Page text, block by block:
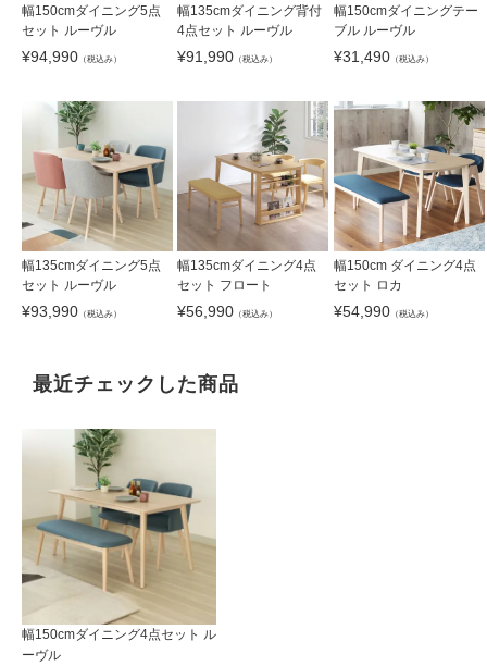
幅150cmダイニング5点
セット ルーヴル
¥94,990 （税込み）
幅135cmダイニング背付
4点セット ルーヴル
¥91,990 （税込み）
幅150cmダイニングテー
ブル ルーヴル
¥31,490（税込み）
幅135cmダイニング5点
セット ルーヴル
¥93,990 （税込み）
幅135cmダイニング4点
セット フロート
¥56,990 （税込み）
幅150cm ダイニング4点
セット ロカ
¥54,990（税込み）
最近チェックした商品
幅150cmダイニング4点セット ル
ーヴル